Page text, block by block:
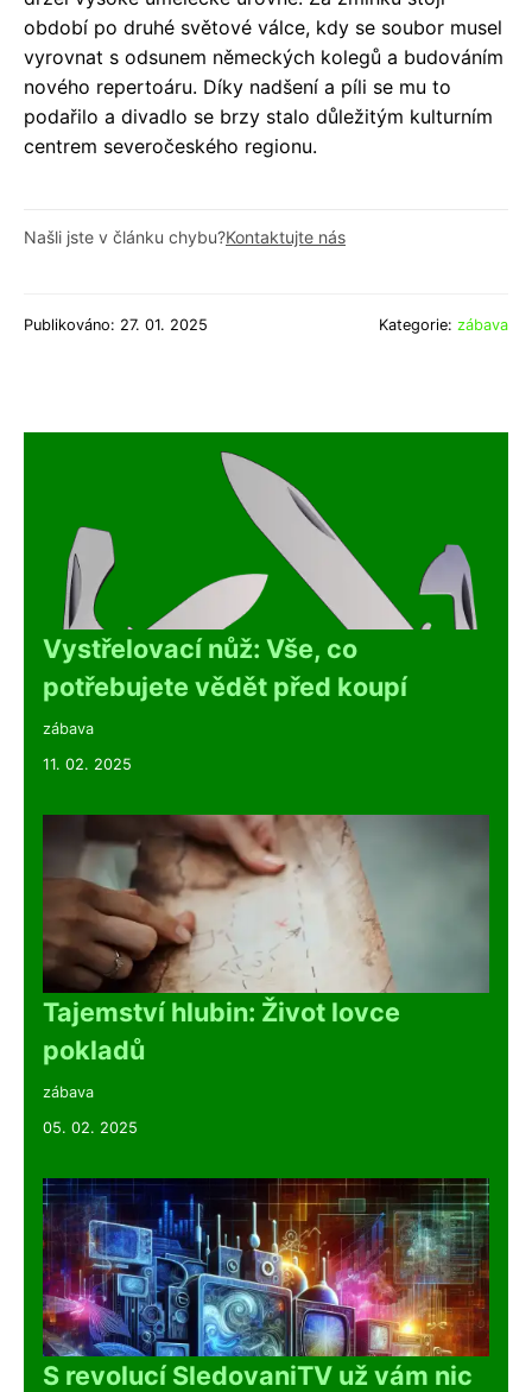
období po druhé světové válce, kdy se soubor musel
vyrovnat s odsunem německých kolegů a budováním
nového repertoáru. Díky nadšení a píli se mu to
podařilo a divadlo se brzy stalo důležitým kulturním
centrem severočeského regionu.
Našli jste v článku chybu?Kontaktujte nás
Publikováno: 27. 01. 2025 Kategorie: zábava
Vystřelovací nůž: Vše, co
potřebujete vědět před koupí
zábava
11. 02. 2025
Tajemství hlubin: Život lovce
pokladů
zábava
05. 02. 2025
S revolucí SledovaniTV už vám nic